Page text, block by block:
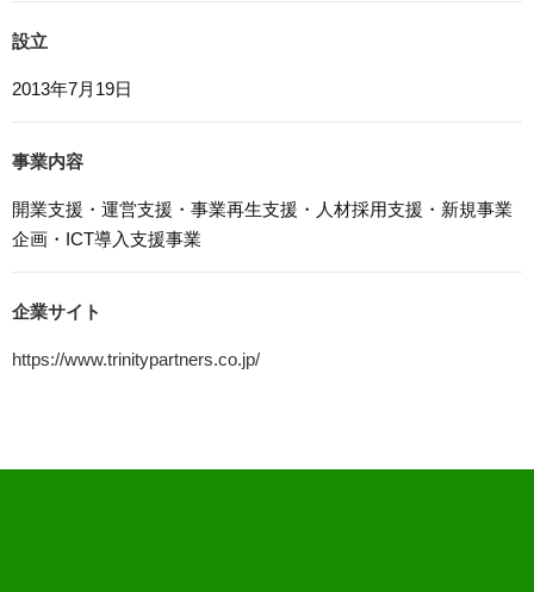
は匿名で収集されており、個人を特定するものではありま
ることが出来ます。
本プライバシーポリシーの内容は、法令その他本プライバ
シーポリシーで別段の定めのある事項を除いて，応募者等
9. お問い合わせ窓口
でお願いいたします。
設立
2013年7月19日
事業内容
開業支援・運営支援・事業再生支援・人材採用支援・新規事業
企画・ICT導入支援事業
企業サイト
https://www.trinitypartners.co.jp/